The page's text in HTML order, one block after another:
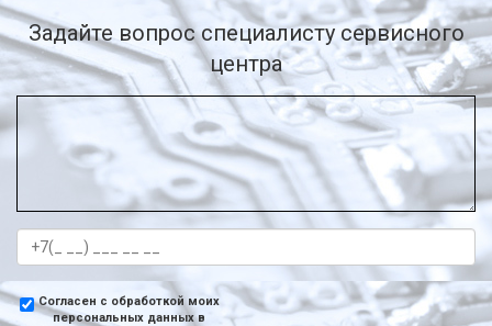
Задайте вопрос специалисту сервисного
центра
Согласен с обработкой моих
персональных данных в